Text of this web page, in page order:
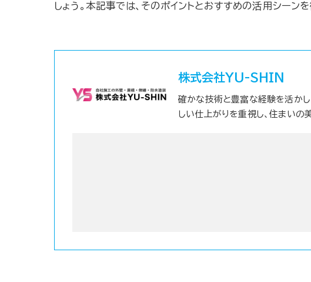
しょう。本記事では、そのポイントとおすすめの活用シーン
株式会社YU-SHIN
確かな技術と豊富な経験を活か
しい仕上がりを重視し、住まいの